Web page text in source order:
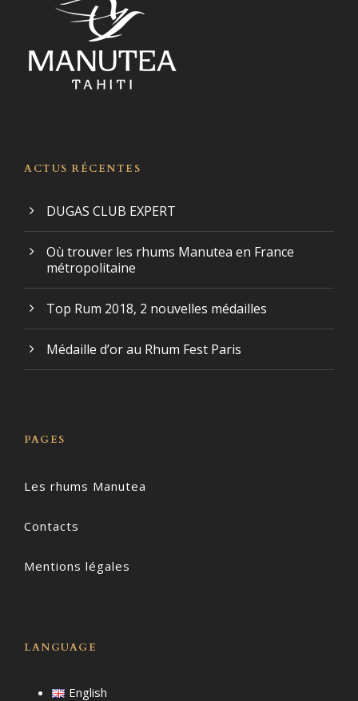
ACTUS RÉCENTES
DUGAS CLUB EXPERT
Où trouver les rhums Manutea en France
métropolitaine
Top Rum 2018, 2 nouvelles médailles
Médaille d’or au Rhum Fest Paris
PAGES
Les rhums Manutea
Contacts
Mentions légales
LANGUAGE
English